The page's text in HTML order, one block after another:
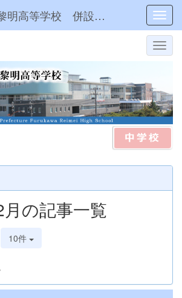
宮城県古川黎明高等学校 併設型中高一貫
の記事一覧
10件